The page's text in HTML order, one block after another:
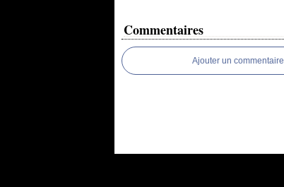
Commentaires
Ajouter un commentaire